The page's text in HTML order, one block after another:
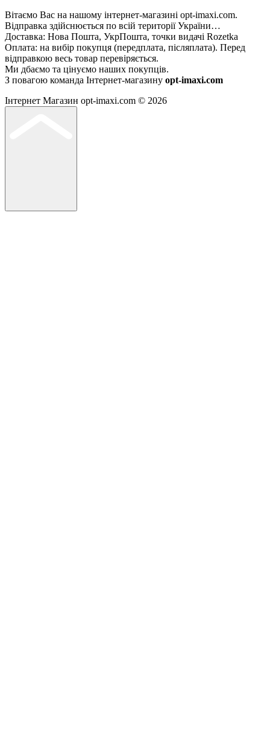
Вітаємо Вас на нашому інтернет-магазині opt-imaxi.com.
Відправка здійснюється по всій території України…
Доставка: Нова Пошта, УкрПошта, точки видачі Rozetka
Оплата: на вибір покупця (передплата, післяплата). Перед
відправкою весь товар перевіряється.
Ми дбаємо та цінуємо наших покупців.
З повагою команда Інтернет-магазину opt-imaxi.com
Інтернет Магазин opt-imaxi.com © 2026